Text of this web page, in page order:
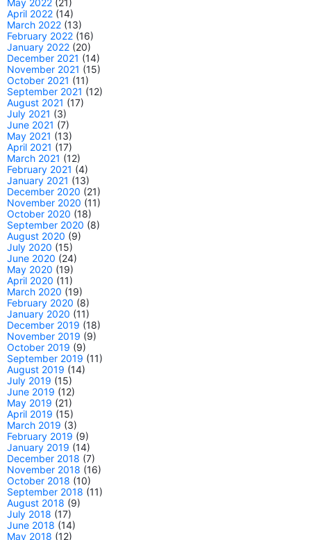
April 2022 (14)
March 2022 (13)
February 2022 (16)
January 2022 (20)
December 2021 (14)
November 2021 (15)
October 2021 (11)
September 2021 (12)
August 2021 (17)
July 2021 (3)
June 2021 (7)
May 2021 (13)
April 2021 (17)
March 2021 (12)
February 2021 (4)
January 2021 (13)
December 2020 (21)
November 2020 (11)
October 2020 (18)
September 2020 (8)
August 2020 (9)
July 2020 (15)
June 2020 (24)
May 2020 (19)
April 2020 (11)
March 2020 (19)
February 2020 (8)
January 2020 (11)
December 2019 (18)
November 2019 (9)
October 2019 (9)
September 2019 (11)
August 2019 (14)
July 2019 (15)
June 2019 (12)
May 2019 (21)
April 2019 (15)
March 2019 (3)
February 2019 (9)
January 2019 (14)
December 2018 (7)
November 2018 (16)
October 2018 (10)
September 2018 (11)
August 2018 (9)
July 2018 (17)
June 2018 (14)
May 2018 (12)